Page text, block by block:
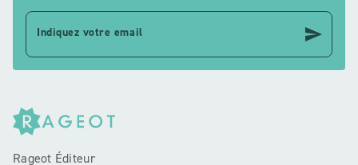
Indiquez votre email send
Rageot Éditeur